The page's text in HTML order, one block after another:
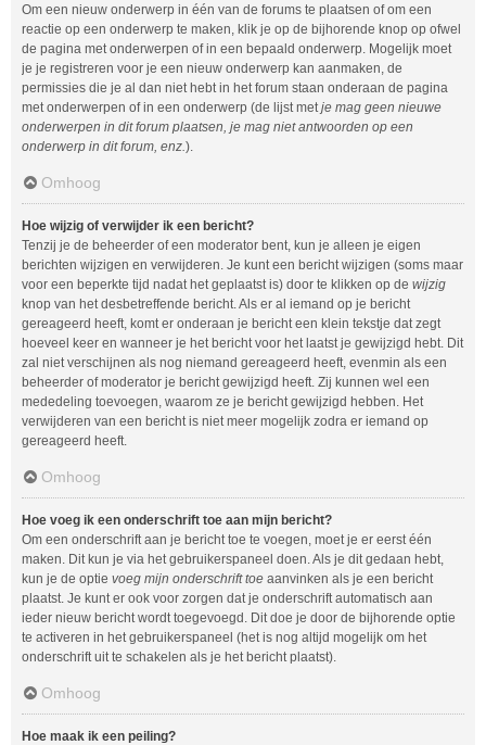
Om een nieuw onderwerp in één van de forums te plaatsen of om een
reactie op een onderwerp te maken, klik je op de bijhorende knop op ofwel
de pagina met onderwerpen of in een bepaald onderwerp. Mogelijk moet
je je registreren voor je een nieuw onderwerp kan aanmaken, de
permissies die je al dan niet hebt in het forum staan onderaan de pagina
met onderwerpen of in een onderwerp (de lijst metje mag geen nieuwe
onderwerpen in dit forum plaatsen, je mag niet antwoorden op een
onderwerp in dit forum, enz.).
Omhoog
Hoe wijzig of verwijder ik een bericht?
Tenzij je de beheerder of een moderator bent, kun je alleen je eigen
berichten wijzigen en verwijderen. Je kunt een bericht wijzigen (soms maar
voor een beperkte tijd nadat het geplaatst is) door te klikken op de wijzig
knop van het desbetreffende bericht. Als er al iemand op je bericht
gereageerd heeft, komt er onderaan je bericht een klein tekstje dat zegt
hoeveel keer en wanneer je het bericht voor het laatst je gewijzigd hebt. Dit
zal niet verschijnen als nog niemand gereageerd heeft, evenmin als een
beheerder of moderator je bericht gewijzigd heeft. Zij kunnen wel een
mededeling toevoegen, waarom ze je bericht gewijzigd hebben. Het
verwijderen van een bericht is niet meer mogelijk zodra er iemand op
gereageerd heeft.
Omhoog
Hoe voeg ik een onderschrift toe aan mijn bericht?
Om een onderschrift aan je bericht toe te voegen, moet je er eerst één
maken. Dit kun je via het gebruikerspaneel doen. Als je dit gedaan hebt,
kun je de optie voeg mijn onderschrift toe aanvinken als je een bericht
plaatst. Je kunt er ook voor zorgen dat je onderschrift automatisch aan
ieder nieuw bericht wordt toegevoegd. Dit doe je door de bijhorende optie
te activeren in het gebruikerspaneel (het is nog altijd mogelijk om het
onderschrift uit te schakelen als je het bericht plaatst).
Omhoog
Hoe maak ik een peiling?